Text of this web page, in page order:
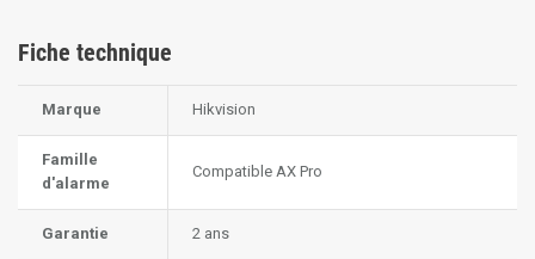
Fiche technique
Marque Hikvision
Famille
d'alarme
Compatible AX Pro
Garantie 2 ans